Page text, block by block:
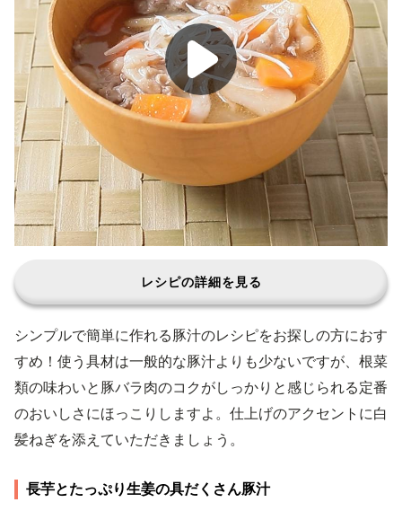
レシピの詳細を見る
シンプルで簡単に作れる豚汁のレシピをお探しの方におす
すめ！使う具材は一般的な豚汁よりも少ないですが、根菜
類の味わいと豚バラ肉のコクがしっかりと感じられる定番
のおいしさにほっこりしますよ。仕上げのアクセントに白
髪ねぎを添えていただきましょう。
長芋とたっぷり生姜の具だくさん豚汁